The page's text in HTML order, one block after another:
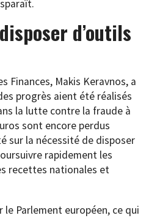
d’outils
Finances, Makis Keravnos, a
progrès aient été réalisés
la lutte contre la fraude à
sont encore perdus
sur la nécessité de disposer
rapidement les
recettes nationales et
le Parlement européen, ce qui